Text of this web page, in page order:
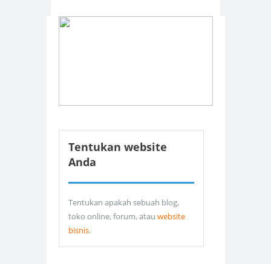
Tentukan website
Anda
Tentukan apakah sebuah blog,
toko online, forum, atau website
bisnis.